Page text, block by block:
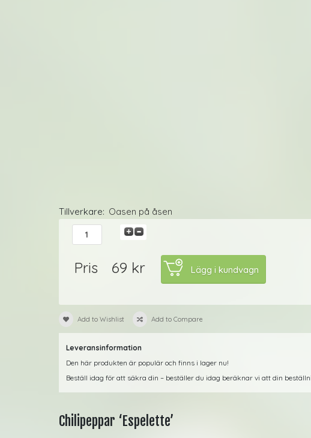
Tillverkare: Oasen på åsen
Pris 69 kr
Add to Wishlist Add to Compare
Leveransinformation
Den här produkten är populär och finns i lager nu!
Beställ idag för att säkra din – beställer du idag beräknar vi att din
Chilipeppar ‘Espelette’